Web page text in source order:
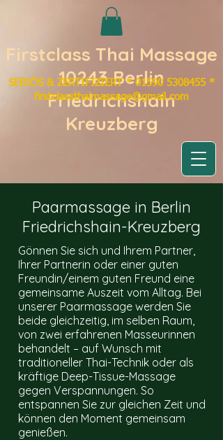
Firstclass Thai Massage
10243 Berlin
Friedrichshain
Kreuzberg
SERIÖS & ZERTIFIZIERT​*01590 5308455 *
firstclassthaimassage@gmail.com
Paarmassage in Berlin
Friedrichshain-Kreuzberg
Gönnen Sie sich und Ihrem Partner,
Ihrer Partnerin oder einer guten
Freundin/einem guten Freund eine
gemeinsame Auszeit vom Alltag. Bei
unserer Paarmassage werden Sie
beide gleichzeitig, im selben Raum,
von zwei erfahrenen Masseurinnen
behandelt – auf Wunsch mit
traditioneller Thai-Technik oder als
kräftige Deep-Tissue-Massage
gegen Verspannungen. So
entspannen Sie zur gleichen Zeit und
können den Moment gemeinsam
genießen.